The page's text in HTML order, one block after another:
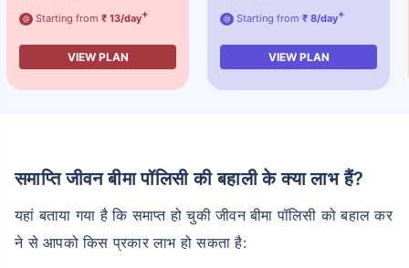
@ Starting from ₹ 13/day+
VIEW PLAN
@ Starting from ₹ 8/day+
VIEW PLAN
समाप्ति जीवन बीमा पॉलिसी की बहाली के क्या लाभ हैं?
यहां बताया गया है कि समाप्त हो चुकी जीवन बीमा पॉलिसी को बहाल कर
ने से आपको किस प्रकार लाभ हो सकता है: